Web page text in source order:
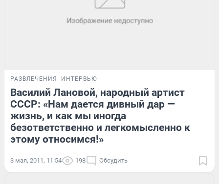
РАЗВЛЕЧЕНИЯ ИНТЕРВЬЮ
Василий Лановой, народный артист
СССР: «Нам дается дивный дар —
жизнь, и как мы иногда
безответственно и легкомысленно к
этому относимся!»
3 мая, 2011, 11:54 198 Обсудить